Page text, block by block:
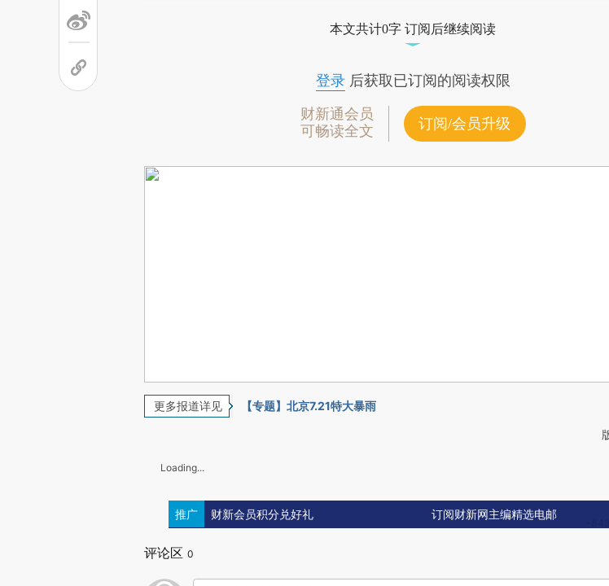
本文共计0字 订阅后继续阅读
登录后获取已订阅的阅读权限
财新通会员
可畅读全文
订阅/会员升级
更多报道详见 【专题】北京7.21特大暴雨
Loading...
推广 财新会员积分兑好礼 订阅财新网主编精选电邮
评论区 0